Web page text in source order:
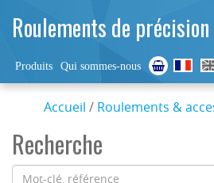
Roulements de précision
Produits Qui sommes-nous
Accueil / Roulements &
Recherche